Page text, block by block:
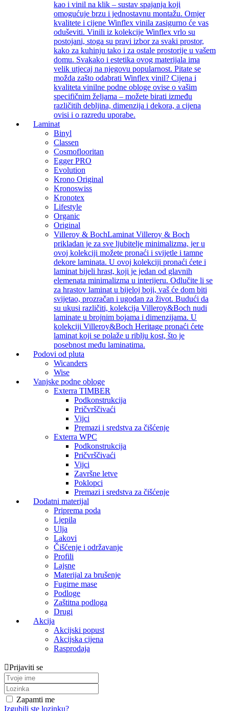
kao i vinil na klik – sustav spajanja koji
omogućuje brzu i jednostavnu montažu. Omjer
kvalitete i cijene Winflex vinila zasigurno će vas
oduševiti. Vinili iz kolekcije Winflex vrlo su
postojani, stoga su pravi izbor za svaki prostor,
kako za kuhinju tako i za ostale prostorije u vašem
domu. Svakako i estetika ovog materijala ima
velik utjecaj na njegovu popularnost. Pitate se
možda zašto odabrati Winflex vinil? Cijena i
kvaliteta vinilne podne obloge ovise o vašim
specifičnim željama – možete birati između
različitih debljina, dimenzija i dekora, a cijena
ovisi i o razredu uporabe.
Laminat
Binyl
Classen
Cosmoflooritan
Egger PRO
Evolution
Krono Original
Kronoswiss
Kronotex
Lifestyle
Organic
Original
Villeroy & BochLaminat Villeroy & Boch
prikladan je za sve ljubitelje minimalizma, jer u
ovoj kolekciji možete pronaći i svijetle i tamne
dekore laminata. U ovoj kolekciji pronaći ćete i
laminat bijeli hrast, koji je jedan od glavnih
elemenata minimalizma u interijeru. Odlučite li se
za hrastov laminat u bijeloj boji, vaš će dom biti
svijetao, prozračan i ugodan za život. Budući da
su ukusi različiti, kolekcija Villeroy&Boch nudi
laminate u brojnim bojama i dimenzijama. U
kolekciji Villeroy&Boch Heritage pronaći ćete
laminat koji se polaže u riblju kost, što je
posebnost među laminatima.
Podovi od pluta
Wicanders
Wise
Vanjske podne obloge
Exterra TIMBER
Podkonstrukcija
Pričvrščivaći
Vijci
Premazi i sredstva za čišćenje
Exterra WPC
Podkonstrukcija
Pričvrščivaći
Vijci
Završne letve
Poklopci
Premazi i sredstva za čišćenje
Dodatni materijal
Priprema poda
Ljepila
Ulja
Lakovi
Čišćenje i održavanje
Profili
Lajsne
Materijal za brušenje
Fugirne mase
Podloge
Zaštitna podloga
Drugi
Akcija
Akcijski popust
Akcijska cijena
Rasprodaja
Prijaviti se
Zapamti me
Izgubili ste lozinku?